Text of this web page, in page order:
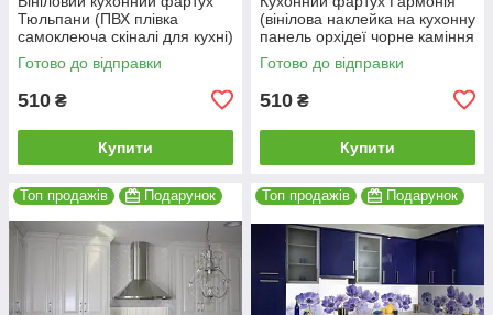
Тюльпани (ПВХ плівка
самоклеюча скіналі для кухні)
600*2000 мм
Готово до відправки
510 ₴
Купити
(вінілова наклейка на кухонну
панель орхідеї чорне каміння
бамбук) 600*2000 мм
Готово до відправки
510 ₴
Купити
Топ продажів Подарунок Топ продажів Подарунок